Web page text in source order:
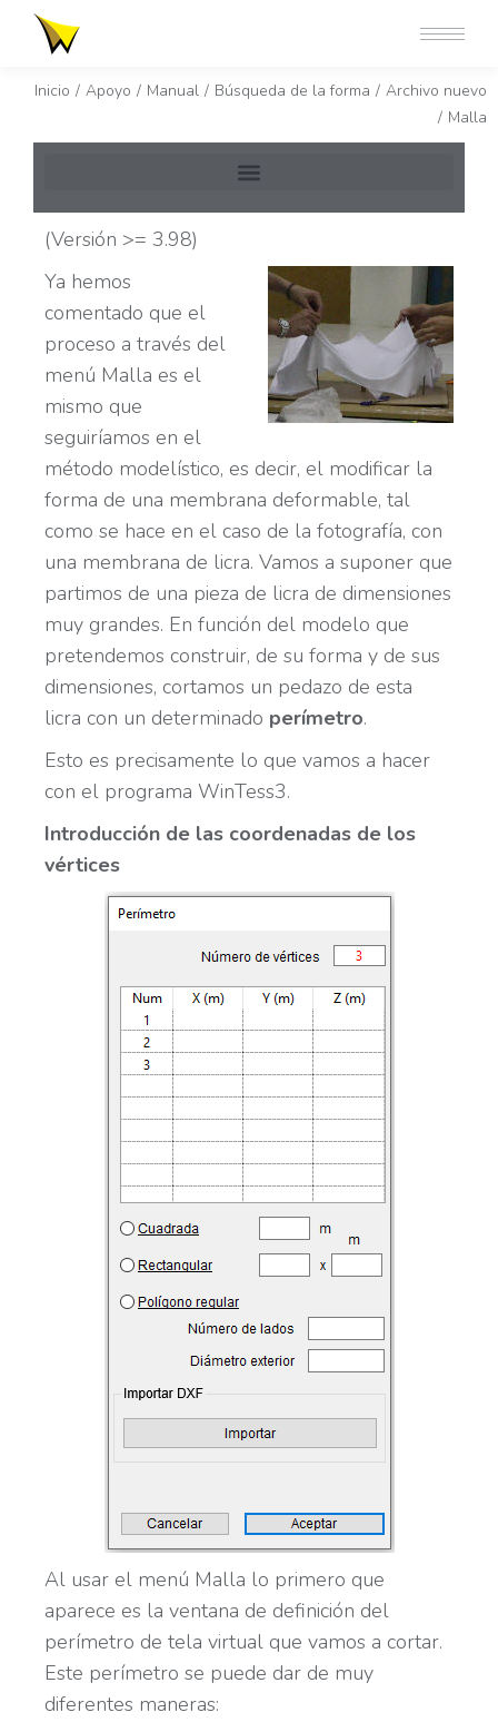
Estás aquí:
Inicio Apoyo Manual Búsqueda de la forma
Archivo nuevo
Malla
(Versión >= 3.98)
Ya hemos
comentado que el
proceso a través del
menú Malla es el
mismo que
seguiríamos en el
método modelístico, es decir, el modificar la
forma de una membrana deformable, tal
como se hace en el caso de la fotografía, con
una membrana de licra. Vamos a suponer que
partimos de una pieza de licra de dimensiones
muy grandes. En función del modelo que
pretendemos construir, de su forma y de sus
dimensiones, cortamos un pedazo de esta
licra con un determinado perímetro.
Esto es precisamente lo que vamos a hacer
con el programa WinTess3.
Introducción de las coordenadas de los
vértices
Al usar el menú Malla lo primero que
aparece es la ventana de definición del
perímetro de tela virtual que vamos a cortar.
Este perímetro se puede dar de muy
diferentes maneras: